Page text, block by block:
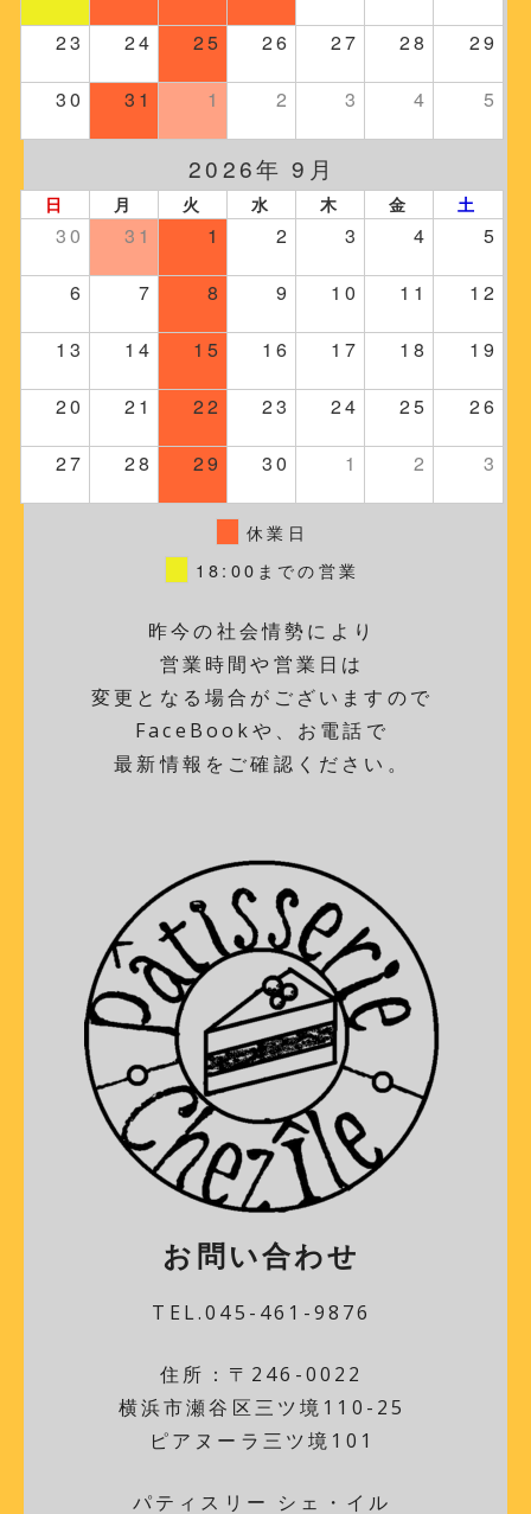
23 24 25 26 27 28 29
30 31 1 2 3 4 5
2026年 9月
日 月 火 水 木 金 土
30 31 1 2 3 4 5
6 7 8 9 10 11 12
13 14 15 16 17 18 19
20 21 22 23 24 25 26
27 28 29 30 1 2 3
休業日
18:00までの営業
昨今の社会情勢により
営業時間や営業日は
変更となる場合がございますので
FaceBookや、お電話で
最新情報をご確認ください。
お問い合わせ
TEL.045-461-9876
住所：〒246-0022
横浜市瀬谷区三ツ境110-25
ピアヌーラ三ツ境101
パティスリー シェ・イル